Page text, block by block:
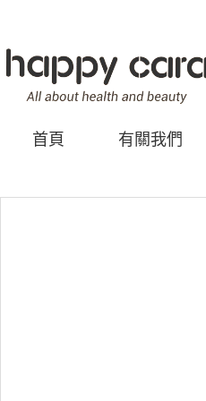
首頁 有關我們